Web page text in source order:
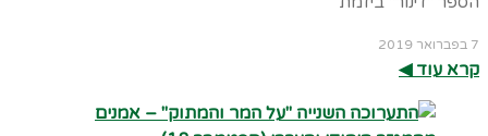
7 בפברואר 2019
קרא עוד ◀︎